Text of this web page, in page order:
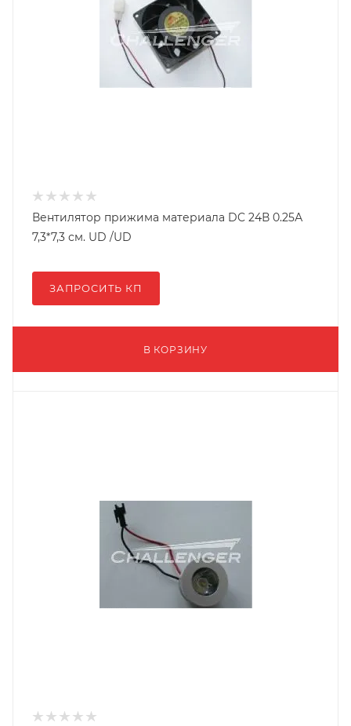
Вентилятор прижима материала DC 24В 0.25А
7,3*7,3 см. UD /UD
ЗАПРОСИТЬ КП
В КОРЗИНУ